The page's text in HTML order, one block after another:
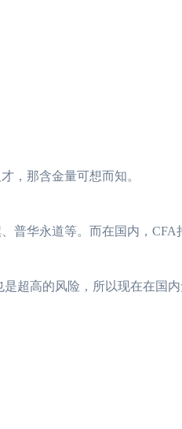
那含金量可想而知。
华永道等。而在国内，CFA
超高的风险，所以现在在国